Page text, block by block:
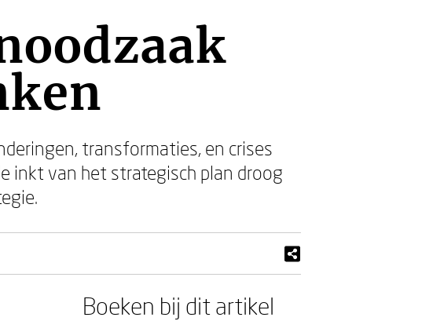
transformaties, en crises
inkt van het strategisch plan droog
Boeken bij dit artikel